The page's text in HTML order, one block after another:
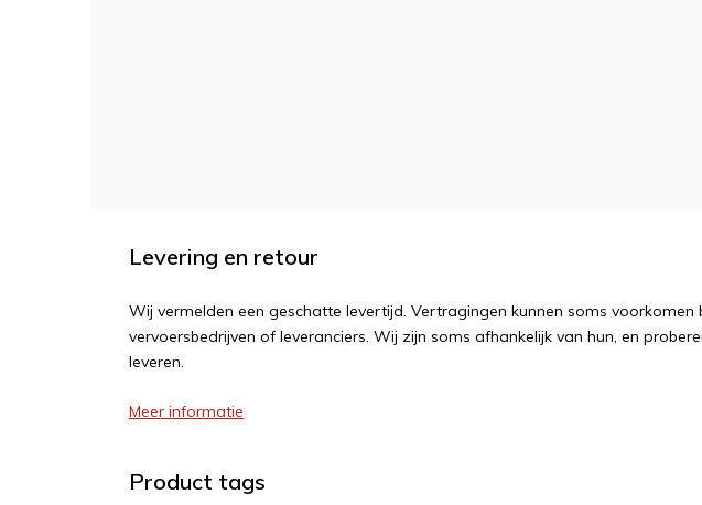
Levering en retour
Wij vermelden een geschatte levertijd. Vertragingen kunnen soms voorkomen
vervoersbedrijven of leveranciers. Wij zijn soms afhankelijk van hun, en
leveren.
Meer informatie
Product tags